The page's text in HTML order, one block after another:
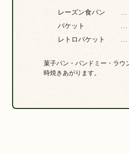
レーズン食パン
バケット
レトロバケット
…
菓子パン・パンドミー・ラウ
時焼きあがります。